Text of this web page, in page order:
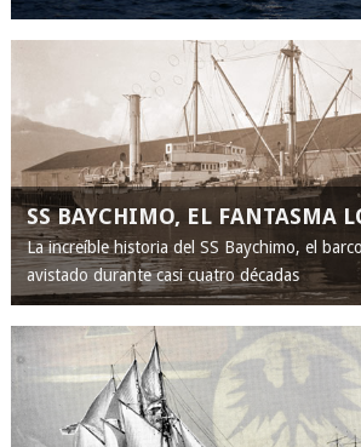
SS BAYCHIMO, EL FANTASMA
La increíble historia del SS Baychimo, el
avistado durante casi cuatro décadas